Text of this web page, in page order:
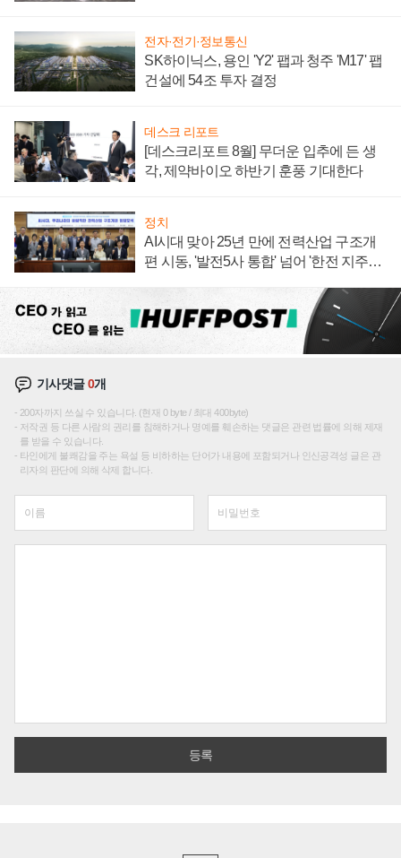
전자·전기·정보통신
SK하이닉스, 용인 'Y2' 팹과 청주 'M17' 팹
건설에 54조 투자 결정
데스크 리포트
[데스크리포트 8월] 무더운 입추에 든 생
각, 제약바이오 하반기 훈풍 기대한다
정치
AI시대 맞아 25년 만에 전력산업 구조개
편 시동, '발전5사 통합' 넘어 '한전 지주사'
기사댓글0개
200자까지 쓰실 수 있습니다. (현재 0 byte / 최대 400byte)
저작권 등 다른 사람의 권리를 침해하거나 명예를 훼손하는 댓글은 관련 법률에 의해 제재
를 받을 수 있습니다.
타인에게 불쾌감을 주는 욕설 등 비하하는 단어가 내용에 포함되거나 인신공격성 글은 관
리자의 판단에 의해 삭제 합니다.